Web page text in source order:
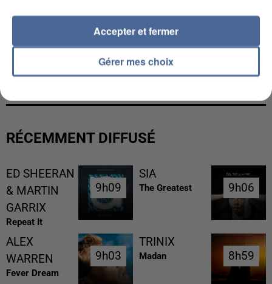
L’UN DES FONDATEURS SUPPOSÉS DE LA DZ
MAFIA INTERPELLÉ EN ALGÉRIE
RÉCEMMENT DIFFUSÉ
ED SHEERAN
& MARTIN
GARRIX
Repeat It
9h09
9h09
SIA
The Greatest 9h06
9h06
ALEX
WARREN
Fever Dream
9h03
9h03
TRINIX
Madan 8h59
8h59
Gérer mes choix
Accepter et fermer